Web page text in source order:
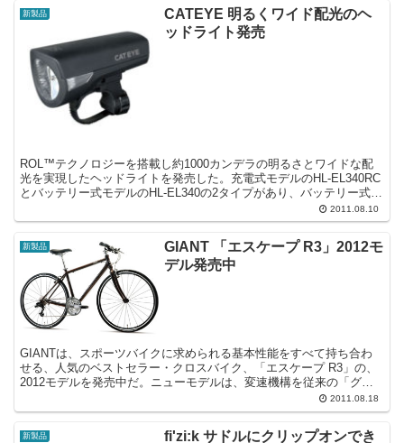
新製品
CATEYE 明るくワイド配光のヘ
ッドライト発売
ROL™テクノロジーを搭載し約1000カンデラの明るさとワイドな配
光を実現したヘッドライトを発売した。充電式モデルのHL-EL340RC
とバッテリー式モデルのHL-EL340の2タイプがあり、バッテリー式モ
2011.08.10
新製品
GIANT 「エスケープ R3」2012モ
デル発売中
GIANTは、スポーツバイクに求められる基本性能をすべて持ち合わ
せる、人気のベストセラー・クロスバイク、「エスケープ R3」の、
2012モデルを発売中だ。ニューモデルは、変速機構を従来の「グリ
2011.08.18
新製品
fi'zi:k サドルにクリップオンでき